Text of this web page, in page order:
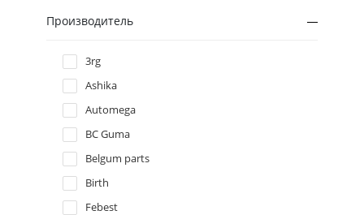
Hummer
Hyundai
Infiniti
Isuzu
Iveco
Производитель
3rg
Ashika
Automega
BC Guma
Belgum parts
Birth
Febest